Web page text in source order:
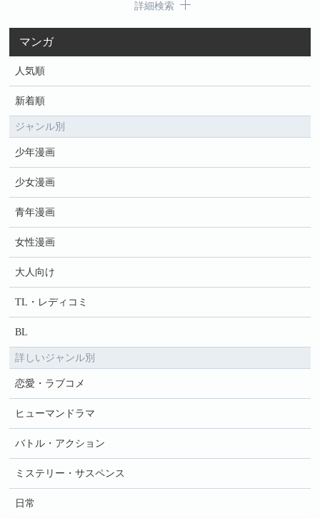
詳細検索
マンガ
人気順
新着順
ジャンル別
少年漫画
少女漫画
青年漫画
女性漫画
大人向け
TL・レディコミ
BL
詳しいジャンル別
恋愛・ラブコメ
ヒューマンドラマ
バトル・アクション
ミステリー・サスペンス
日常